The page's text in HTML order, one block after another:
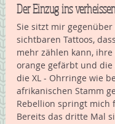
Der Einzug ins
Sie sitzt mir
sichtbaren Tattoos,
mehr zählen kann, ihre
orange gefärbt und
die XL - Ohrringe wie
afrikanischen Stamm
Rebellion springt mich
Bereits das dritte Mal